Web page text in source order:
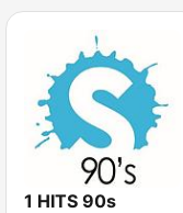
1 HITS 90s